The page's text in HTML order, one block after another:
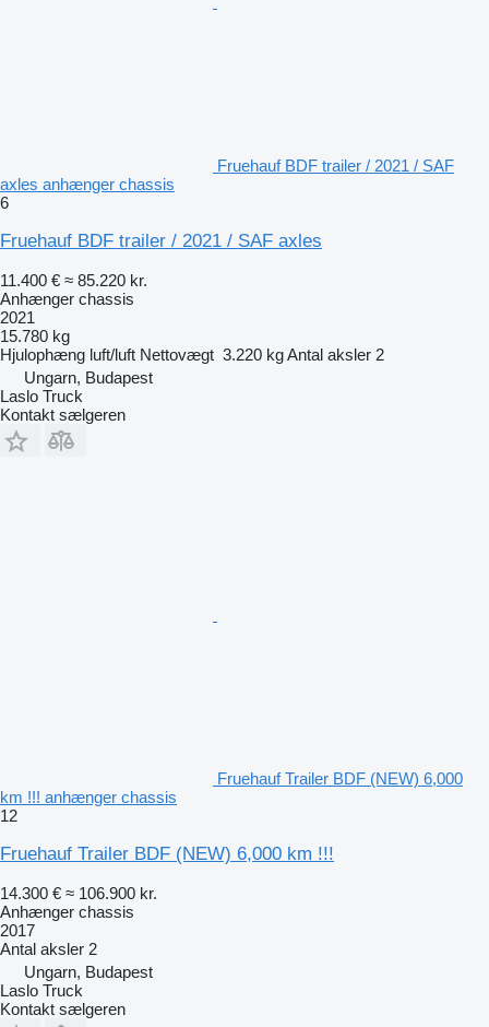
Fruehauf BDF trailer / 2021 / SAF
axles anhænger chassis
6
Fruehauf BDF trailer / 2021 / SAF axles
11.400 € ≈ 85.220 kr.
Anhænger chassis
2021
15.780 kg
Hjulophæng luft/luft Nettovægt 3.220 kgAntal aksler 2
Ungarn, Budapest
Laslo Truck
Kontakt sælgeren
Fruehauf Trailer BDF (NEW) 6,000
km !!! anhænger chassis
12
Fruehauf Trailer BDF (NEW) 6,000 km !!!
14.300 € ≈ 106.900 kr.
Anhænger chassis
2017
Antal aksler 2
Ungarn, Budapest
Laslo Truck
Kontakt sælgeren